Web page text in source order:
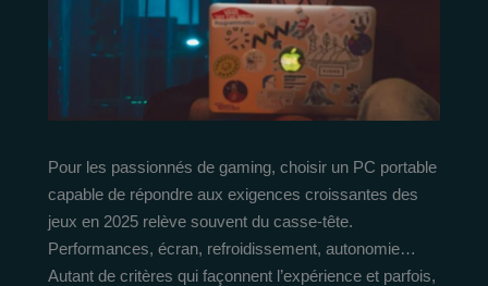
Pour les passionnés de gaming, choisir un PC portable
capable de répondre aux exigences croissantes des
jeux en 2025 relève souvent du casse-tête.
Performances, écran, refroidissement, autonomie…
Autant de critères qui façonnent l’expérience et parfois,